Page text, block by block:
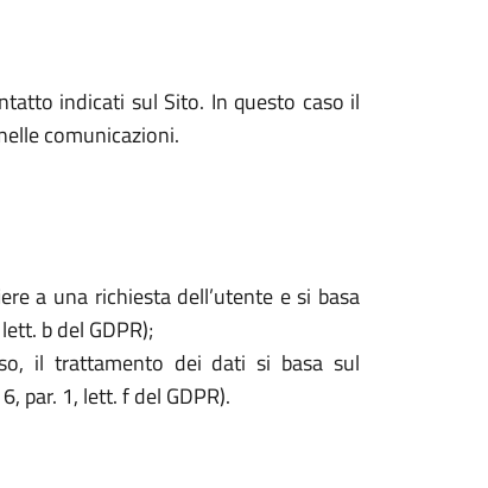
indicati sul Sito. In questo caso il
comunicazioni.
a una richiesta dell’utente e si basa
b del GDPR);
il trattamento dei dati si basa sul
par. 1, lett. f del GDPR).